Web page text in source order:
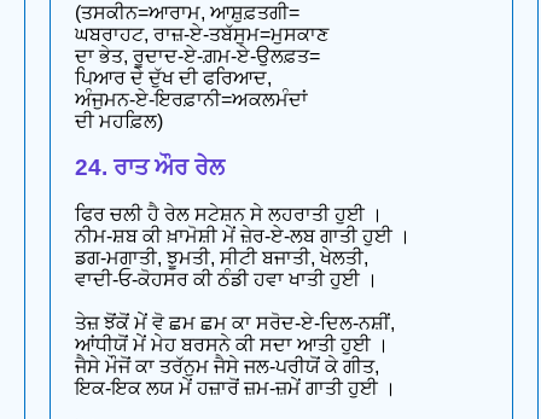
(ਤਸਕੀਨ=ਆਰਾਮ, ਆਸ਼ੁਫ਼ਤਗੀ=
ਘਬਰਾਹਟ, ਰਾਜ਼-ਏ-ਤਬੱਸੁਮ=ਮੁਸਕਾਣ
ਦਾ ਭੇਤ, ਰੂਦਾਦ-ਏ-ਗ਼ਮ-ਏ-ਉਲਫ਼ਤ=
ਪਿਆਰ ਦੇ ਦੁੱਖ ਦੀ ਫਰਿਆਦ,
ਅੰਜੁਮਨ-ਏ-ਇਰਫ਼ਾਨੀ=ਅਕਲਮੰਦਾਂ
ਦੀ ਮਹਫ਼ਿਲ)
24. ਰਾਤ ਔਰ ਰੇਲ
ਫਿਰ ਚਲੀ ਹੈ ਰੇਲ ਸਟੇਸ਼ਨ ਸੇ ਲਹਰਾਤੀ ਹੁਈ ।
ਨੀਮ-ਸ਼ਬ ਕੀ ਖ਼ਾਮੋਸ਼ੀ ਮੇਂ ਜ਼ੇਰ-ਏ-ਲਬ ਗਾਤੀ ਹੁਈ ।
ਡਗ-ਮਗਾਤੀ, ਝੂਮਤੀ, ਸੀਟੀ ਬਜਾਤੀ, ਖੇਲਤੀ,
ਵਾਦੀ-ਓ-ਕੋਹਸਰ ਕੀ ਠੰਡੀ ਹਵਾ ਖਾਤੀ ਹੁਈ ।
ਤੇਜ਼ ਝੋਂਕੋਂ ਮੇਂ ਵੋ ਛਮ ਛਮ ਕਾ ਸਰੋਦ-ਏ-ਦਿਲ-ਨਸ਼ੀਂ,
ਆਂਧੀਯੋਂ ਮੇਂ ਮੇਹ ਬਰਸਨੇ ਕੀ ਸਦਾ ਆਤੀ ਹੁਈ ।
ਜੈਸੇ ਮੌਜੋਂ ਕਾ ਤਰੱਨੁਮ ਜੈਸੇ ਜਲ-ਪਰੀਯੋਂ ਕੇ ਗੀਤ,
ਇਕ-ਇਕ ਲਯ ਮੇਂ ਹਜ਼ਾਰੋਂ ਜ਼ਮ-ਜ਼ਮੇਂ ਗਾਤੀ ਹੁਈ ।